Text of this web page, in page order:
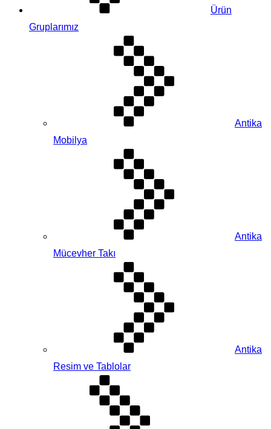
Ürün
Gruplarımız
Antika
Mobilya
Antika
Mücevher Takı
Antika
Resim ve Tablolar